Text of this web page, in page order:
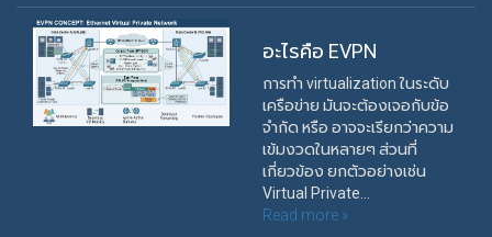
อะไรคือ EVPN
การทำ virtualization ในระดับ
เครือข่าย มันจะต้องเจอกับข้อ
จำกัด หรือ อาจจะเรียกว่าความ
เข้มงวดในหลายๆ ส่วนที่
เกี่ยวข้อง ยกตัวอย่างเช่น
Virtual Private...
Read more »